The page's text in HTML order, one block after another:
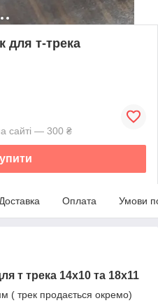
для т-трека
сайті — 300 ₴
Доставка Оплата Умови
т трека 14х10 та 18х11
( трек продається окремо)